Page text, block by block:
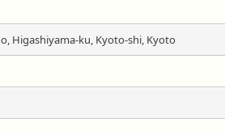
Higashiyama-ku, Kyoto-shi, Kyoto